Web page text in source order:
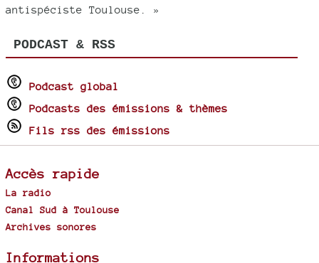
antispéciste Toulouse. »
PODCAST & RSS
Podcast global
Podcasts des émissions & thèmes
Fils rss des émissions
Accès rapide
La radio
Canal Sud à Toulouse
Archives sonores
Informations